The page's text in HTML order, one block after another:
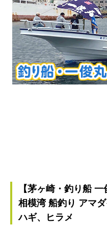
【茅ヶ崎・釣り船
相模湾 船釣り アマ
ハギ、ヒラメ